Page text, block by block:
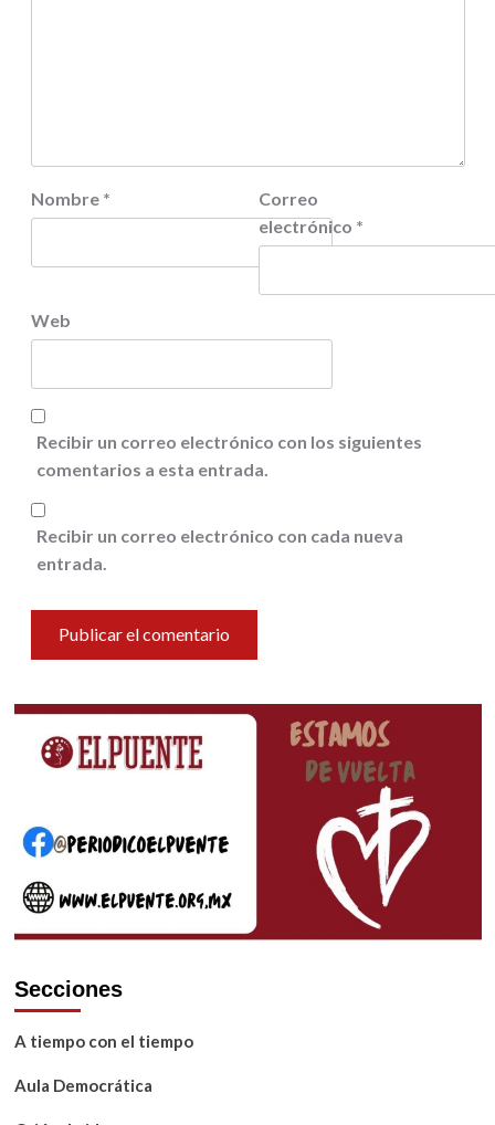
Nombre *
Correo
electrónico *
Web
Recibir un correo electrónico con los siguientes
comentarios a esta entrada.
Recibir un correo electrónico con cada nueva
entrada.
Secciones
A tiempo con el tiempo
Aula Democrática